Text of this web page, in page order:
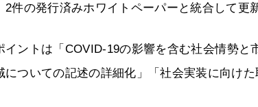
2件の発行済みホワイトペーパーと統合して更
イントは「COVID-19の影響を含む社会情勢
についての記述の詳細化」「社会実装に向けた